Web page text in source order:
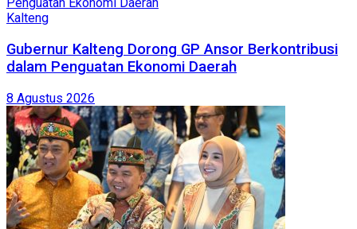
Kalteng
Gubernur Kalteng Dorong GP Ansor Berkontribusi
dalam Penguatan Ekonomi Daerah
8 Agustus 2026